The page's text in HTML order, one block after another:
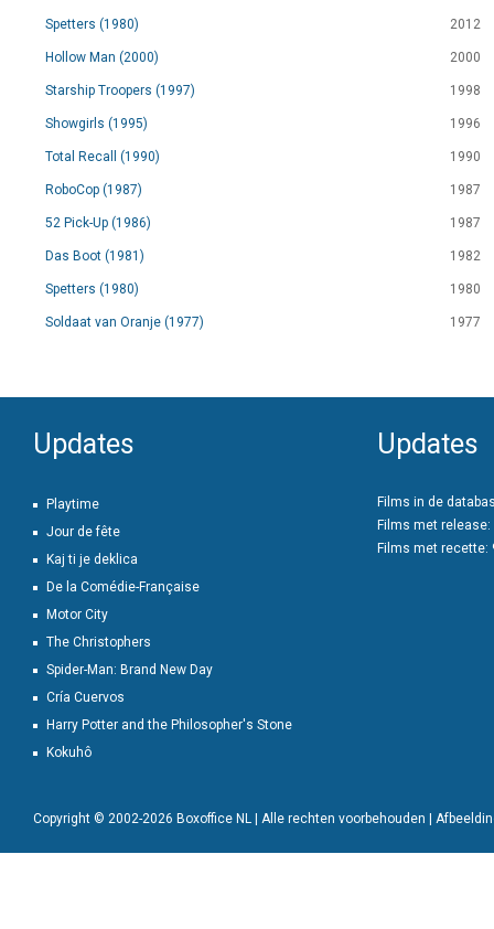
Spetters (1980) 2012
Hollow Man (2000) 2000
Starship Troopers (1997) 1998
Showgirls (1995) 1996
Total Recall (1990) 1990
RoboCop (1987) 1987
52 Pick-Up (1986) 1987
Das Boot (1981) 1982
Spetters (1980) 1980
Soldaat van Oranje (1977) 1977
Updates
Playtime
Jour de fête
Kaj ti je deklica
De la Comédie-Française
Motor City
The Christophers
Spider-Man: Brand New Day
Cría Cuervos
Harry Potter and the Philosopher's Stone
Kokuhô
Updates
Films in de
Films met release:
Films met recette:
Copyright © 2002-2026 Boxoffice NL | Alle rechten voorbehouden |